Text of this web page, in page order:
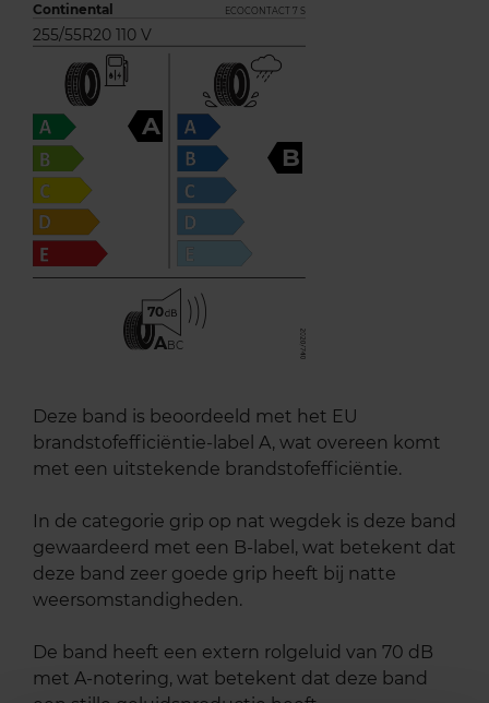
Continental ECOCONTACT 7 S
255/55R20 110 V
A
B
70
ABC
Deze band is beoordeeld met het EU
brandstofefficiëntie-label A, wat overeen komt
met een uitstekende brandstofefficiëntie.
In de categorie grip op nat wegdek is deze band
gewaardeerd met een B-label, wat betekent dat
deze band zeer goede grip heeft bij natte
weersomstandigheden.
De band heeft een extern rolgeluid van 70 dB
met A-notering, wat betekent dat deze band